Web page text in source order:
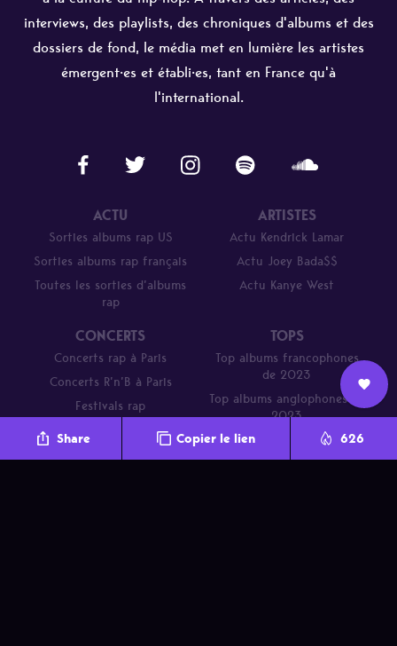
L’équipe
Nous
rejoindre
Newsletter
Share Copier le lien 626
interviews, des playlists, des chroniques d'albums et des
dossiers de fond, le média met en lumière les artistes
émergent·es et établi·es, tant en France qu'à
l'international.
ACTU
Sorties albums rap US
Sorties albums rap français
Toutes les sorties d’albums
rap
ARTISTES
Actu Kendrick Lamar
Actu Joey Bada$$
Actu Kanye West
CONCERTS
Concerts rap à Paris
Concerts R’n’B à Paris
Festivals rap
TOPS
Top albums francophones
de 2023
Top albums anglophones de
2023
Parcours de DJ Mehdi en 20
titres